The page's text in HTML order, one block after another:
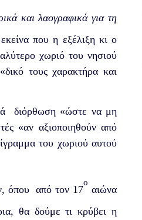
και λαογραφικά για τη
που η εξέλιξη κι ο
χωριό του νησιού
τους χαρακτήρα και
διόρθωση «ώστε να μη
«αν αξιοποιηθούν από
του χωριού αυτού
όπου από τον 17
ο
αιώνα
θα δούμε τι κρύβει η